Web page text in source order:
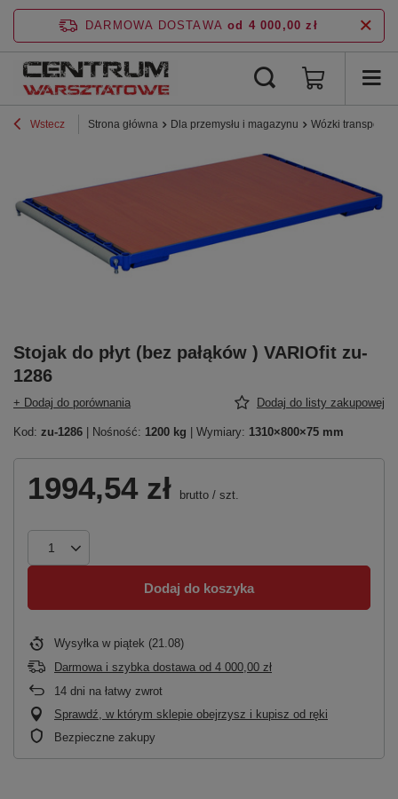
DARMOWA DOSTAWA od 4 000,00 zł
Wstecz Strona główna Dla przemysłu i magazynu Wózki
Stojak do płyt (bez pałąków ) VARIOfit zu-
1286
+ Dodaj do porównania Dodaj do listy zakupowej
Kod: zu-1286 | Nośność: 1200 kg | Wymiary: 1310×800×75 mm
1994,54 zł brutto / szt.
Dodaj do koszyka
Wysyłka w piątek (21.08)
Darmowa i szybka dostawa od 4 000,00 zł
14 dni na łatwy zwrot
Sprawdź, w którym sklepie obejrzysz i kupisz od ręki
Bezpieczne zakupy